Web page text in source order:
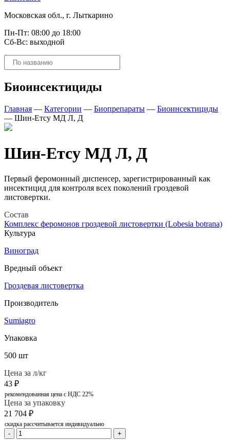
Московская обл., г. Лыткарино
Пн-Пт: 08:00 до 18:00
Сб-Вс: выходной
Поиск
товаров
Биоинсектициды
Главная — Категории — Биопрепараты — Биоинсектициды
— Шин-Етсу МД Л, Д
Шин-Етсу МД Л, Д
Первый феромонный диспенсер, зарегистрированный как
инсектицид для контроля всех поколений гроздевой
листовертки.
Состав
Комплекс феромонов гроздевой листовертки (Lobesia botrana)
Культура
Виноград
Вредный объект
Гроздевая листовертка
Производитель
Sumiagro
Упаковка
500 шт
Цена за л/кг
43 ₽
рекомендованная цена с НДС 22%
Цена за упаковку
21 704 ₽
скидка рассчитывается индивидуально
- +